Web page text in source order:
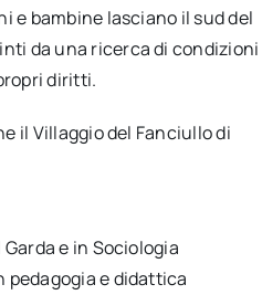
e bambine lasciano il sud del
da una ricerca di condizioni
diritti.
il Villaggio del Fanciullo di
e in Sociologia
pedagogia e didattica